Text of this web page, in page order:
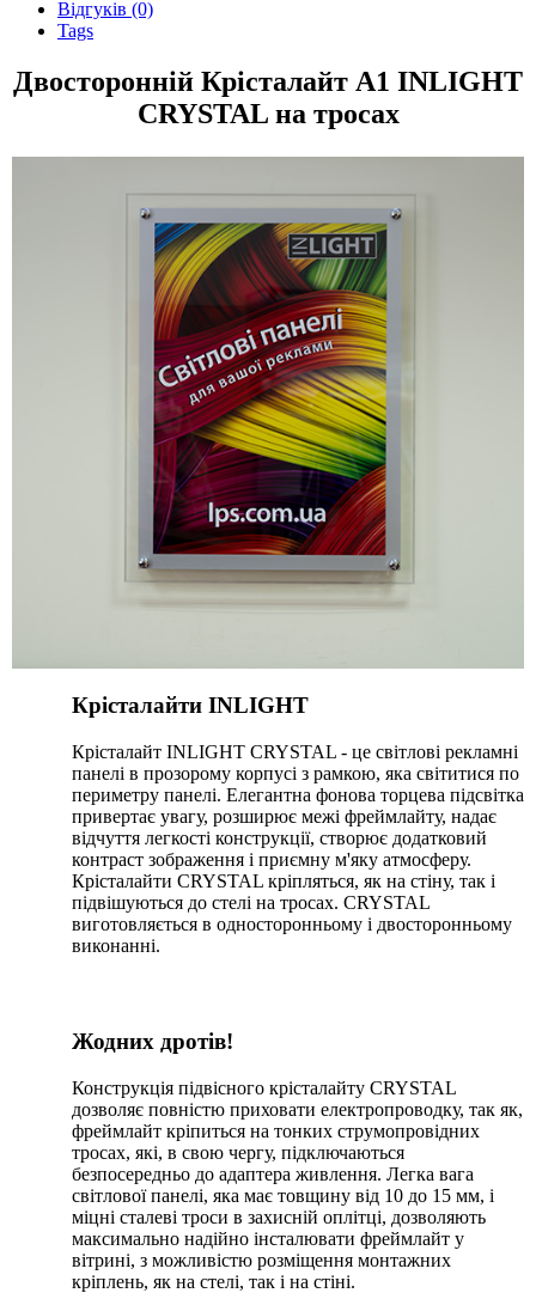
Відгуків (0)
Tags
Двосторонній Крісталайт А1 INLIGHT
CRYSTAL на тросах
Крісталайти INLIGHT
Крісталайт INLIGHT CRYSTAL - це світлові рекламні
панелі в прозорому корпусі з рамкою, яка світитися по
периметру панелі. Елегантна фонова торцева підсвітка
привертає увагу, розширює межі фреймлайту, надає
відчуття легкості конструкції, створює додатковий
контраст зображення і приємну м'яку атмосферу.
Крісталайти CRYSTAL кріпляться, як на стіну, так і
підвішуються до стелі на тросах. CRYSTAL
виготовляється в односторонньому і двосторонньому
виконанні.
Жодних дротів!
Конструкція підвісного крісталайту CRYSTAL
дозволяє повністю приховати електропроводку, так як,
фреймлайт кріпиться на тонких струмопровідних
тросах, які, в свою чергу, підключаються
безпосередньо до адаптера живлення. Легка вага
світлової панелі, яка має товщину від 10 до 15 мм, і
міцні сталеві троси в захисній оплітці, дозволяють
максимально надійно інсталювати фреймлайт у
вітрині, з можливістю розміщення монтажних
кріплень, як на стелі, так і на стіні.